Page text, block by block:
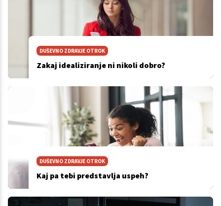
DUŠEVNO ZDRAVJE OTROK
Zakaj idealiziranje ni nikoli dobro?
DUŠEVNO ZDRAVJE OTROK
Kaj pa tebi predstavlja uspeh?